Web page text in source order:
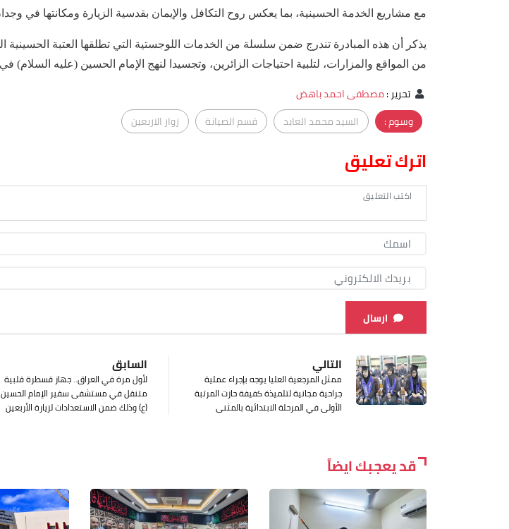
مع مشاريع الخدمة الحسينية، بما يعكس روح التكافل والإيمان بقدسية الزيارة ومكانتها في
يذكر أن هذه المبادرة تندرج ضمن سلسلة من الخدمات اللوجستية التي تطلقها العتبة
من المواقع والمزارات، لتلبية احتياجات الزائرين، وتجسيدا لنهج الإمام الحسين (عليه السلام)
تحرير:مصطفى احمد باهض
وسوم :
السيد محمد العابد قسم الصيانة زوار الاربعين
اترك تعليق
ارسال
السابق
لأول مرة في العراق.. جهاز قسطرة قلبية
متنقل في مستشفى سفير الإمام الحسين
(ع) وذلك ضمن الاستعدادات لزيارة الأربعين
التالي
ممثل المرجعية العليا يوجه بإجراء عملية
جراحية مجانية لتلميذة كفيفة حازت المرتبة
الأولى في المرحلة الابتدائية بالمثنى
قد يعجبك ايضاً